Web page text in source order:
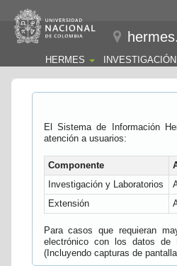
HERMES INVESTIGACIÓN
El Sistema de Información
atención a usuarios:
Componente
Investigación y Laboratorios
Extensión
Para casos que requieran
electrónico con los datos de
(Incluyendo capturas de